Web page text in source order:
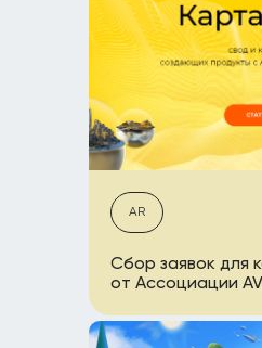
AR
Сбор заявок для
от Ассоциации